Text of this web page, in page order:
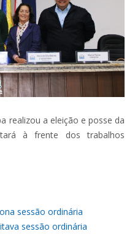
realizou a eleição e posse da
à frente dos trabalhos
sessão ordinária
sessão ordinária